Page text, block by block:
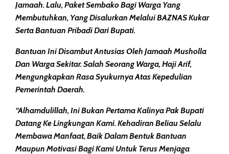
Jamaah. Lalu, Paket Sembako Bagi Warga Yang
Membutuhkan, Yang Disalurkan Melalui BAZNAS Kukar
Serta Bantuan Pribadi Dari Bupati.
Bantuan Ini Disambut Antusias Oleh Jamaah Musholla
Dan Warga Sekitar. Salah Seorang Warga, Haji Arif,
Mengungkapkan Rasa Syukurnya Atas Kepedulian
Pemerintah Daerah.
“Alhamdulillah, Ini Bukan Pertama Kalinya Pak Bupati
Datang Ke Lingkungan Kami. Kehadiran Beliau Selalu
Membawa Manfaat, Baik Dalam Bentuk Bantuan
Maupun Motivasi Bagi Kami Untuk Terus Menjaga